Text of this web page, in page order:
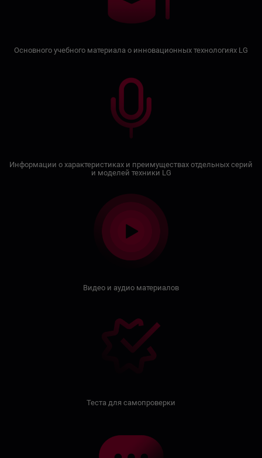
Основного учебного материала о инновационных технологиях LG
Информации о характеристиках и преимуществах отдельных серий
и моделей техники LG
Видео и аудио материалов
Теста для самопроверки